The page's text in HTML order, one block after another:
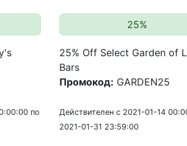
по
25%
25% Off Select Garden of
Bars
Промокод: GARDEN25
Действителен с 2021-01-14
2021-01-31 23:59:00